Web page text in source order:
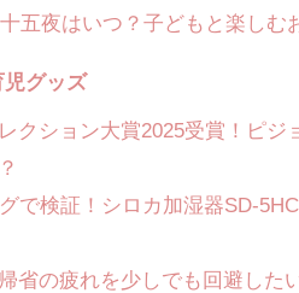
十五夜はいつ？子どもと楽し
児グッズ
クション大賞2025受賞！ピ
で検証！シロカ加湿器SD-
帰省の疲れを少しでも回避し